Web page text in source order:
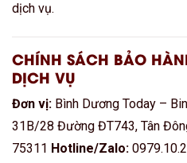
dịch vụ.
CHÍNH SÁCH BẢO
DỊCH VỤ
Đơn vị: Bình Dương Today –
31B/28 Đường ĐT743, Tân
75311 Hotline/Zalo: